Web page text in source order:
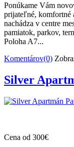
Ponúkame Vám
prijateľné, komfortné
nachádza v centre
pamiatok, parkov,
Poloha A7...
Komentárov(0)
Silver
Cena od 300€